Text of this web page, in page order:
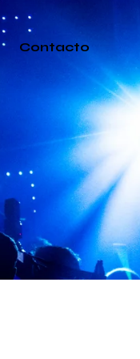
Contacto